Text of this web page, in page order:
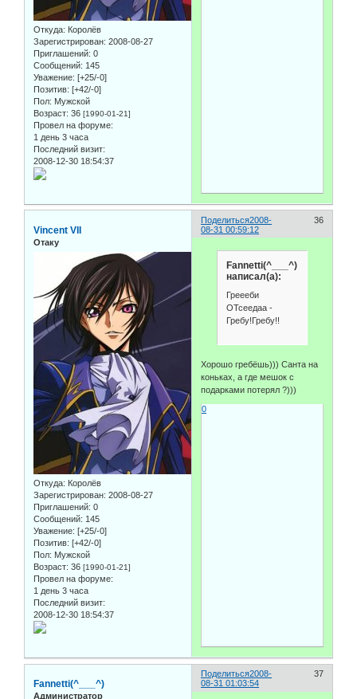
Откуда: Королёв
Зарегистрирован: 2008-08-27
Приглашений: 0
Сообщений: 145
Уважение: [+25/-0]
Позитив: [+42/-0]
Пол: Мужской
Возраст: 36 [1990-01-21]
Провел на форуме:
1 день 3 часа
Последний визит:
2008-12-30 18:54:37
Поделиться 36
2008-
08-31 00:59:12
Vincent VII
Отаку
Откуда: Королёв
Зарегистрирован: 2008-08-27
Приглашений: 0
Сообщений: 145
Уважение: [+25/-0]
Позитив: [+42/-0]
Пол: Мужской
Возраст: 36 [1990-01-21]
Провел на форуме:
1 день 3 часа
Последний визит:
2008-12-30 18:54:37
Fannetti(^___^)
написал(а):
Греееби
ОТсеедаа -
Гребу!Гребу!!
Хорошо гребёшь))) Санта на
коньках, а где мешок с
подарками потерял ?)))
0
Поделиться 37
2008-
08-31 01:03:54
Fannetti(^___^)
Администратор